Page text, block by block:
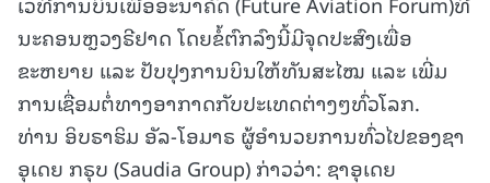
ນະຄອນຫຼວງຣີຢາດ ໂດຍຂໍ້ຕົກລົງນີ້ມີຈຸດປະສົງເພື່ອ
ຂະຫຍາຍ ແລະ ປັບປຸງການບິນໃຫ້ທັນສະໄໝ ແລະ ເພີ່ມ
ການເຊື່ອມຕໍ່ທາງອາກາດກັບປະເທດຕ່າງໆທົ່ວໂລກ.
ທ່ານ ອິບຣາຮິມ ອັລ-ໂອມາຣ ຜູ້ອຳນວຍການທົ່ວໄປຂອງຊາ
ອຸເດຍ ກຣຸບ (Saudia Group) ກ່າວວ່າ: ຊາອຸເດຍ